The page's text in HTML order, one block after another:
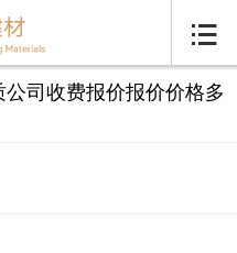

司收费报价报价价格多